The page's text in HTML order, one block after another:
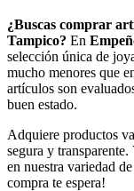
¿Buscas comprar
Tampico? En
selección única de
mucho menores que
artículos son
buen estado.
Adquiere productos
segura y
en nuestra variedad
compra te espera!